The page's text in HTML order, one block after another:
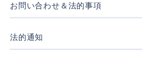
お問い合わせ＆法的事項
法的通知